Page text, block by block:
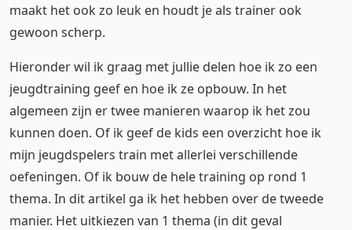
maakt het ook zo leuk en houdt je als trainer ook
gewoon scherp.
Hieronder wil ik graag met jullie delen hoe ik zo een
jeugdtraining geef en hoe ik ze opbouw. In het
algemeen zijn er twee manieren waarop ik het zou
kunnen doen. Of ik geef de kids een overzicht hoe ik
mijn jeugdspelers train met allerlei verschillende
oefeningen. Of ik bouw de hele training op rond 1
thema. In dit artikel ga ik het hebben over de tweede
manier. Het uitkiezen van 1 thema (in dit geval